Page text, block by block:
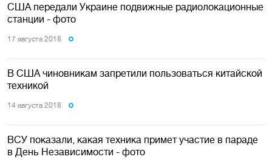
США передали Украине подвижные радиолокационные
станции - фото
17 августа 2018
В США чиновникам запретили пользоваться китайской
техникой
14 августа 2018
ВСУ показали, какая техника примет участие в параде
в День Независимости - фото